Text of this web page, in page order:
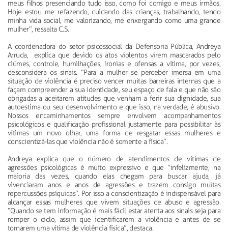
meus filhos presenciando tudo isso, como foi comigo e meus irmãos.
Hoje estou me refazendo, cuidando das crianças, trabalhando, tendo
minha vida social, me valorizando, me enxergando como uma grande
mulher”, ressalta C.S.
A coordenadora do setor psicossocial da Defensoria Pública, Andreya
Arruda, explica que devido os atos violentos virem mascarados pelo
ciúmes, controle, humilhações, ironias e ofensas a vítima, por vezes,
desconsidera os sinais. “Para a mulher se perceber imersa em uma
situação de violência é preciso vencer muitas barreiras internas que a
façam compreender a sua identidade, seu espaço de fala e que não são
obrigadas a aceitarem atitudes que venham a ferir sua dignidade, sua
autoestima ou seu desenvolvimento e que isso, na verdade, é abusivo.
Nossos encaminhamentos sempre envolvem acompanhamentos
psicológicos e qualificação profissional justamente para possibilitar às
vítimas um novo olhar, uma forma de resgatar essas mulheres e
conscientizá-las que violência não é somente a física”.
Andreya explica que o número de atendimentos de vítimas de
agressões psicológicas é muito expressivo e que “infelizmente, na
maioria das vezes, quando elas chegam para buscar ajuda, já
vivenciaram anos e anos de agressões e trazem consigo muitas
repercussões psíquicas”. Por isso a conscientização é indispensável para
alcançar essas mulheres que vivem situações de abuso e agressão.
“Quando se tem informação é mais fácil estar atenta aos sinais seja para
romper o ciclo, assim que identificarem a violência e antes de se
tornarem uma vítima de violência física”, destaca.